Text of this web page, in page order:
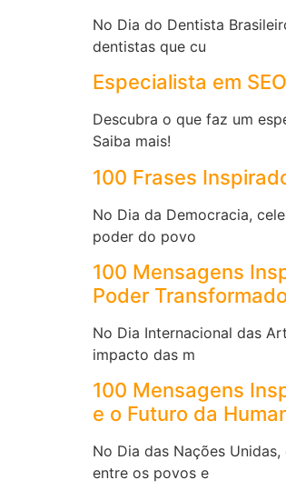
No Dia do Dentista
dentistas que cu
Especialista em
Descubra o que faz um
Saiba mais!
100 Frases
No Dia da Democracia,
poder do povo
100 Mensagens
Poder
No Dia Internacional das
impacto das m
100 Mensagens
e o Futuro da
No Dia das Nações
entre os povos e